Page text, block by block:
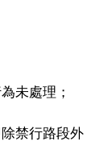
未處理；
禁行路段外